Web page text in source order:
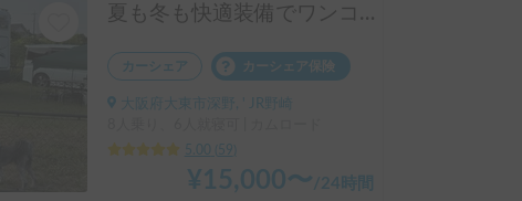
夏も冬も快適装備でワンコと旅を!!
カーシェア カーシェア保険
大阪府大東市深野, ' JR野崎
5.00 59
¥ 15,000〜/24時間